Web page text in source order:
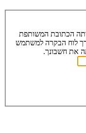
הכתובת המשותפת
לוח הבקרה למשתמש
את חשבונך.